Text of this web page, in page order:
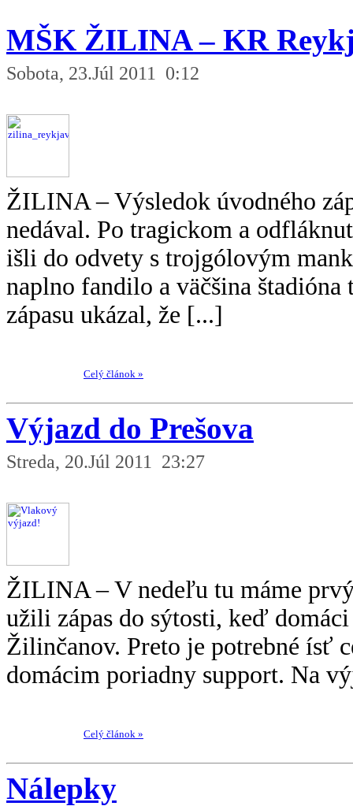
MŠK ŽILINA – KR
Sobota, 23.Júl 2011 0:12
ŽILINA – Výsledok úvodného
nedával. Po tragickom a
išli do odvety s trojgólovým
naplno fandilo a väčšina
zápasu ukázal, že [...]
Celý článok »
Výjazd do Prešova
Streda, 20.Júl 2011 23:27
ŽILINA – V nedeľu tu máme
užili zápas do sýtosti, keď
Žilinčanov. Preto je potrebné ísť
domácim poriadny support. Na
Celý článok »
Nálepky